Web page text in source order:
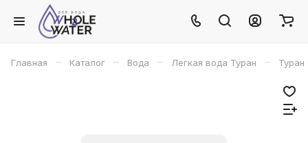
Главная – Каталог – Вода – Легкая вода Туран – Туран